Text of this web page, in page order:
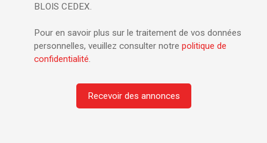
BLOIS CEDEX.
Pour en savoir plus sur le traitement de vos données
personnelles, veuillez consulter notre politique de
confidentialité.
Recevoir des annonces